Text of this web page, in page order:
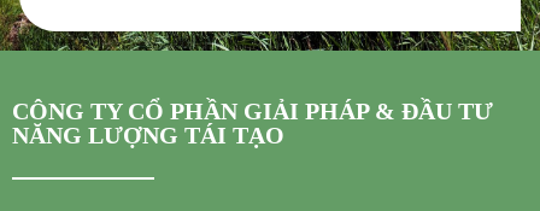
CÔNG TY CỔ PHẦN GIẢI PHÁP & ĐẦU TƯ
NĂNG LƯỢNG TÁI TẠO